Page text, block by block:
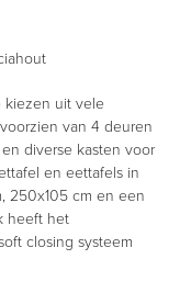
kiezen uit vele
van 4 deuren
diverse kasten voor
en eettafels in
250x105 cm en een
heeft het
closing systeem